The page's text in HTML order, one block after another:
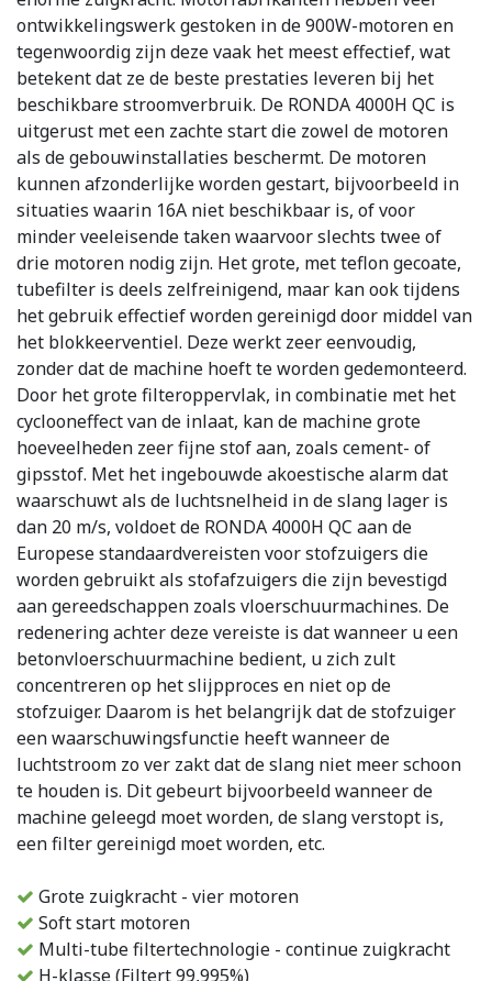
ontwikkelingswerk gestoken in de 900W-motoren en
tegenwoordig zijn deze vaak het meest effectief, wat
betekent dat ze de beste prestaties leveren bij het
beschikbare stroomverbruik. De RONDA 4000H QC is
uitgerust met een zachte start die zowel de motoren
als de gebouwinstallaties beschermt. De motoren
kunnen afzonderlijke worden gestart, bijvoorbeeld in
situaties waarin 16A niet beschikbaar is, of voor
minder veeleisende taken waarvoor slechts twee of
drie motoren nodig zijn. Het grote, met teflon gecoate,
tubefilter is deels zelfreinigend, maar kan ook tijdens
het gebruik effectief worden gereinigd door middel van
het blokkeerventiel. Deze werkt zeer eenvoudig,
zonder dat de machine hoeft te worden gedemonteerd.
Door het grote filteroppervlak, in combinatie met het
cyclooneffect van de inlaat, kan de machine grote
hoeveelheden zeer fijne stof aan, zoals cement- of
gipsstof. Met het ingebouwde akoestische alarm dat
waarschuwt als de luchtsnelheid in de slang lager is
dan 20 m/s, voldoet de RONDA 4000H QC aan de
Europese standaardvereisten voor stofzuigers die
worden gebruikt als stofafzuigers die zijn bevestigd
aan gereedschappen zoals vloerschuurmachines. De
redenering achter deze vereiste is dat wanneer u een
betonvloerschuurmachine bedient, u zich zult
concentreren op het slijpproces en niet op de
stofzuiger. Daarom is het belangrijk dat de stofzuiger
een waarschuwingsfunctie heeft wanneer de
luchtstroom zo ver zakt dat de slang niet meer schoon
te houden is. Dit gebeurt bijvoorbeeld wanneer de
machine geleegd moet worden, de slang verstopt is,
een filter gereinigd moet worden, etc.
Grote zuigkracht - vier motoren
Soft start motoren
Multi-tube filtertechnologie - continue zuigkracht
H-klasse (Filtert 99,995%)